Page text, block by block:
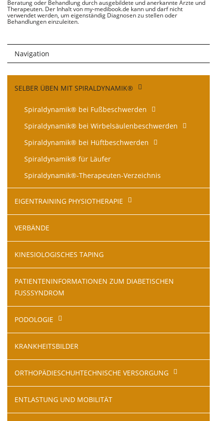
Beratung oder Behandlung durch ausgebildete und anerkannte Ärzte und
Therapeuten. Der Inhalt von my-medibook.de kann und darf nicht
verwendet werden, um eigenständig Diagnosen zu stellen oder
Behandlungen einzuleiten.
Navigation
überspringen
SELBER ÜBEN MIT SPIRALDYNAMIK®
Spiraldynamik® bei Fußbeschwerden
Spiraldynamik® bei Wirbelsäulen­beschwerden
Spiraldynamik® bei Hüftbeschwerden
Spiraldynamik® für Läufer
Spiraldynamik®-Therapeuten-Verzeichnis
EIGENTRAINING PHYSIOTHERAPIE
VERBÄNDE
KINESIOLOGISCHES TAPING
PATIENTENINFORMATIONEN ZUM DIABETISCHEN
FUSSSYNDROM
PODOLOGIE
KRANKHEITSBILDER
ORTHOPÄDIESCHUHTECHNISCHE VERSORGUNG
ENTLASTUNG UND MOBILITÄT